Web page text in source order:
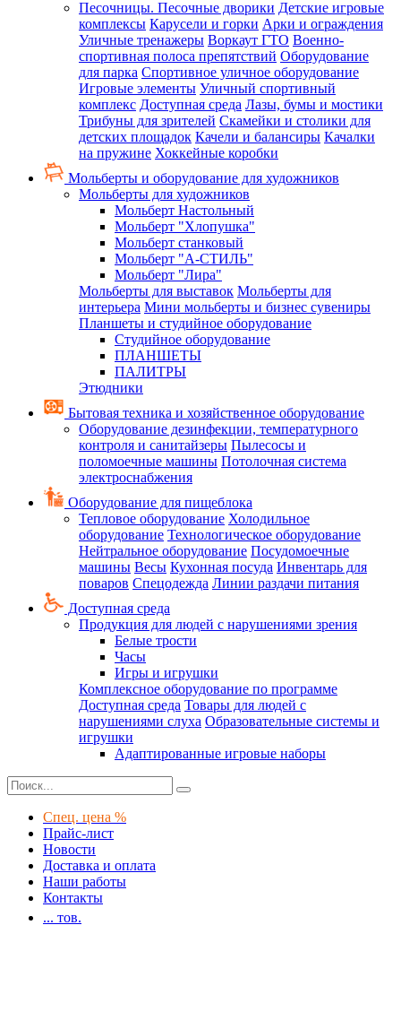
Песочницы. Песочные дворики Детские игровые
комплексы Карусели и горки Арки и ограждения
Уличные тренажеры Воркаут ГТО Военно-
спортивная полоса препятствий Оборудование
для парка Спортивное уличное оборудование
Игровые элементы Уличный спортивный
комплекс Доступная среда Лазы, бумы и мостики
Трибуны для зрителей Скамейки и столики для
детских площадок Качели и балансиры Качалки
на пружине Хоккейные коробки
Мольберты и оборудование для художников
Мольберты для художников
Мольберт Настольный
Мольберт "Хлопушка"
Мольберт станковый
Мольберт "А-СТИЛЬ"
Мольберт "Лира"
Мольберты для выставок Мольберты для
интерьера Мини мольберты и бизнес сувениры
Планшеты и студийное оборудование
Студийное оборудование
ПЛАНШЕТЫ
ПАЛИТРЫ
Этюдники
Бытовая техника и хозяйственное оборудование
Оборудование дезинфекции, температурного
контроля и санитайзеры Пылесосы и
поломоечные машины Потолочная система
электроснабжения
Оборудование для пищеблока
Тепловое оборудование Холодильное
оборудование Технологическое оборудование
Нейтральное оборудование Посудомоечные
машины Весы Кухонная посуда Инвентарь для
поваров Спецодежда Линии раздачи питания
Доступная среда
Продукция для людей с нарушениями зрения
Белые трости
Часы
Игры и игрушки
Комплексное оборудование по программе
Доступная среда Товары для людей с
нарушениями слуха Образовательные системы и
игрушки
Адаптированные игровые наборы
Спец. цена %
Прайс-лист
Новости
Доставка и оплата
Наши работы
Контакты
... тов.